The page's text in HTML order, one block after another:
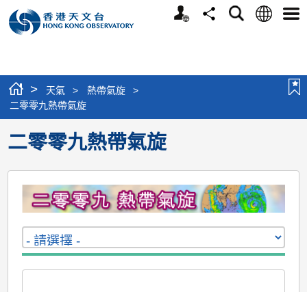
個
分
搜
語
選
> 天氣 > 熱帶氣旋
>
二零零九熱帶氣旋
二零零九熱帶氣旋